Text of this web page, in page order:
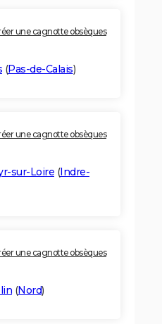
une cagnotte obsèques
(Pas-de-Calais)
une cagnotte obsèques
sur-Loire (Indre-
une cagnotte obsèques
(Nord)